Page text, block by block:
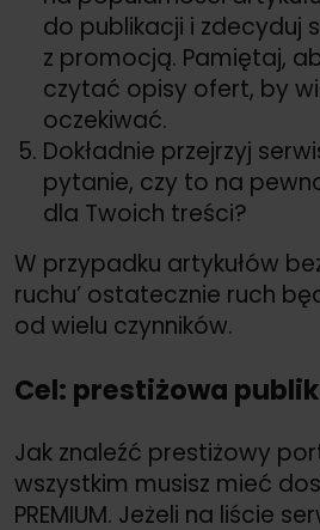
do publikacji i zdecyduj
z promocją. Pamiętaj,
czytać opisy ofert, by
oczekiwać.
Dokładnie przejrzyj
pytanie, czy to na
dla Twoich treści?
W przypadku artykułów
ruchu’ ostatecznie ruch
od wielu czynników.
Cel: prestiżowa
Jak znaleźć prestiżowy
wszystkim musisz mieć
PREMIUM. Jeżeli na liście